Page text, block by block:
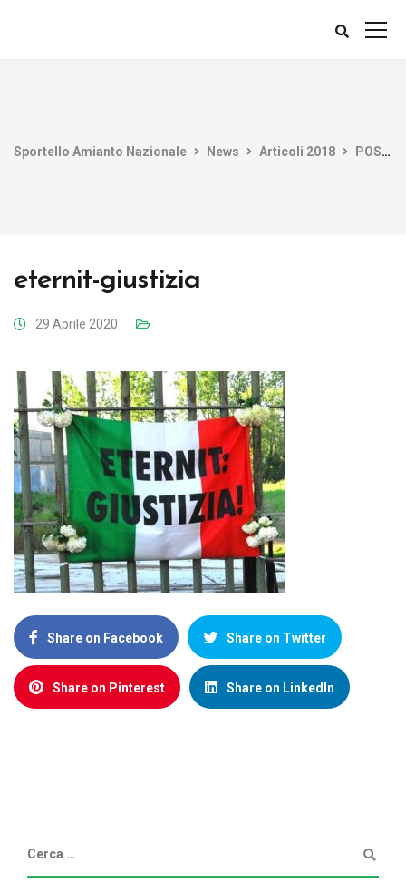
Sportello Amianto Nazionale News Articoli 2018 POSITION PAPER AMIANTO “SMIL” REALTA’ O MANIPOLAZIONE PER FUTURI FINI PROCESSUALI?
eternit-giustizia
29 Aprile 2020
Share on Facebook Share on Twitter
Share on Pinterest Share on LinkedIn